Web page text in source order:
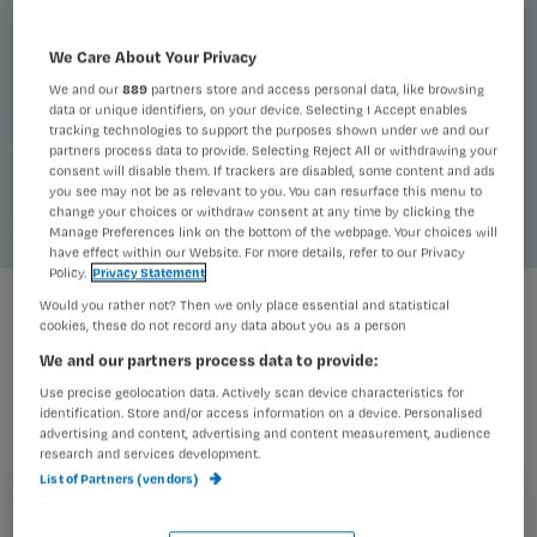
Registreren
Als verpleegkundige weet je hoe te
reageren op verhalen van ernstige
zieke patiënten, maar voor naasten
van een patiënt is dat vaak lastig. Rob
Bruntink vertelt welke valkuilen op de
We Care About Your Privacy
We and our889 partners store and access personal data, like browsing
data or unique identifiers, on your device. Selecting I Accept enables
tracking technologies to support the purposes shown under we and our
partners process data to provide. Selecting Reject All or withdrawing your
consent will disable them. If trackers are disabled, some content and ads
you see may not be as relevant to you. You can resurface this menu to
change your choices or withdraw consent at any time by clicking the
Manage Preferences link on the bottom of the webpage. Your choices will
have effect within our Website. For more details, refer to our Privacy
Policy. Privacy Statement
Would you rather not? Then we only place essential and statistical
cookies, these do not record any data about you as a person
We and our partners process data to provide:
Use precise geolocation data. Actively scan device characteristics for
identification. Store and/or access information on a device. Personalised
advertising and content, advertising and content measurement, audience
research and services development.
List of Partners (vendors)